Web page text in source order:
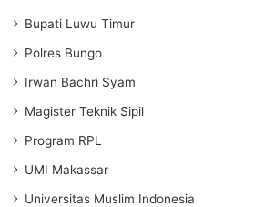
Bupati Luwu Timur
Polres Bungo
Irwan Bachri Syam
Magister Teknik Sipil
Program RPL
UMI Makassar
Universitas Muslim Indonesia